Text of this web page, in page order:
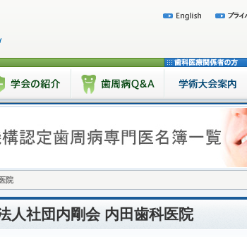
院
人社団内剛会 内田歯科医院